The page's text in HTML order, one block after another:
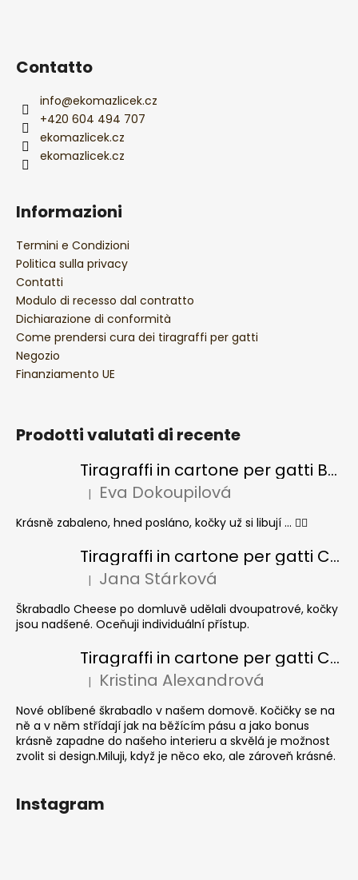
Contatto
info@ekomazlicek.cz
+420 604 494 707
ekomazlicek.cz
ekomazlicek.cz
Informazioni
Termini e Condizioni
Politica sulla privacy
Contatti
Modulo di recesso dal contratto
Dichiarazione di conformità
Come prendersi cura dei tiragraffi per gatti
Negozio
Finanziamento UE
Prodotti valutati di recente
Tiragraffi in cartone per gatti BASIC Colour
La valutazione del prodotto è 5 su 5 stelle.
| Eva Dokoupilová
Krásně zabaleno, hned posláno, kočky už si libují ... 👍🏻
Tiragraffi in cartone per gatti CHEESE ELIPSE colore
La valutazione del prodotto è 5 su 5 stelle.
| Jana Stárková
Škrabadlo Cheese po domluvě udělali dvoupatrové, kočky
jsou nadšené. Oceňuji individuální přístup.
Tiragraffi in cartone per gatti CUBE Colour
La valutazione del prodotto è 5 su 5 stelle.
| Kristina Alexandrová
Nové oblíbené škrabadlo v našem domově. Kočičky se na
ně a v něm střídají jak na běžícím pásu a jako bonus
krásně zapadne do našeho interieru a skvělá je možnost
zvolit si design.Miluji, když je něco eko, ale zároveň krásné.
Instagram